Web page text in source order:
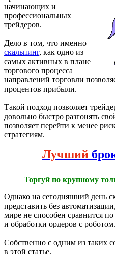
начинающих и
профессиональных
трейдеров.
Дело в том, что именно
скальпинг, как одно из
самых активных в плане
торгового процесса
направлений торговли
процентов прибыли.
Такой подход позволяет
довольно быстро разгонять
позволяет перейти к менее
стратегиям.
Лучший
Торгуй по крупному
Однако на сегодняшний день
представить без
мире не способен сравнится
и обработки ордеров с роботом.
Собственно с одним из таких
в этой статье.